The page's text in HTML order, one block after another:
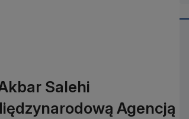
Salehi
Agencją